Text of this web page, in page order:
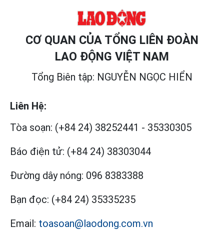
CƠ QUAN CỦA TỔNG LIÊN ĐOÀN
LAO ĐỘNG VIỆT NAM
Tổng Biên tập: NGUYỄN NGỌC HIỂN
Liên Hệ:
Tòa soạn: (+84 24) 38252441 - 35330305
Báo điện tử: (+84 24) 38303044
Đường dây nóng: 096 8383388
Bạn đọc: (+84 24) 35335235
Email: toasoan@laodong.com.vn